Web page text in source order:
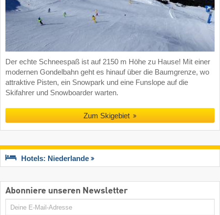
Der echte Schneespaß ist auf 2150 m Höhe zu Hause! Mit einer
modernen Gondelbahn geht es hinauf über die Baumgrenze, wo
attraktive Pisten, ein Snowpark und eine Funslope auf die
Skifahrer und Snowboarder warten.
Zum Skigebiet
Hotels: Niederlande
Abonniere unseren Newsletter
E-